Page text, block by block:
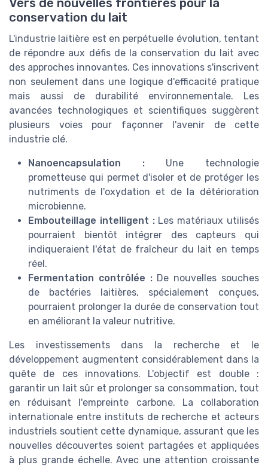
Vers de nouvelles frontières pour la
conservation du lait
L'industrie laitière est en perpétuelle évolution, tentant
de répondre aux défis de la conservation du lait avec
des approches innovantes. Ces innovations s'inscrivent
non seulement dans une logique d'efficacité pratique
mais aussi de durabilité environnementale. Les
avancées technologiques et scientifiques suggèrent
plusieurs voies pour façonner l'avenir de cette
industrie clé.
Nanoencapsulation :Une technologie
prometteuse qui permet d'isoler et de protéger les
nutriments de l'oxydation et de la détérioration
microbienne.
Embouteillage intelligent :Les matériaux utilisés
pourraient bientôt intégrer des capteurs qui
indiqueraient l'état de fraîcheur du lait en temps
réel.
Fermentation contrôlée :De nouvelles souches
de bactéries laitières, spécialement conçues,
pourraient prolonger la durée de conservation tout
en améliorant la valeur nutritive.
Les investissements dans la recherche et le
développement augmentent considérablement dans la
quête de ces innovations. L'objectif est double :
garantir un lait sûr et prolonger sa consommation, tout
en réduisant l'empreinte carbone. La collaboration
internationale entre instituts de recherche et acteurs
industriels soutient cette dynamique, assurant que les
nouvelles découvertes soient partagées et appliquées
à plus grande échelle. Avec une attention croissante